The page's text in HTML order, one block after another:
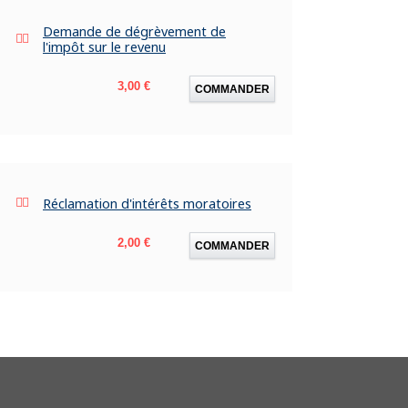
Demande de dégrèvement de
l'impôt sur le revenu
Prix
3,00 € COMMANDER
Réclamation d'intérêts moratoires
Prix
2,00 € COMMANDER